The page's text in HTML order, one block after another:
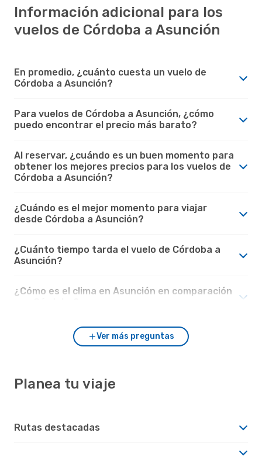
Información adicional para los
vuelos de Córdoba a Asunción
En promedio, ¿cuánto cuesta un vuelo de
Córdoba a Asunción?
Para vuelos de Córdoba a Asunción, ¿cómo
puedo encontrar el precio más barato?
Al reservar, ¿cuándo es un buen momento para
obtener los mejores precios para los vuelos de
Córdoba a Asunción?
¿Cuándo es el mejor momento para viajar
desde Córdoba a Asunción?
¿Cuánto tiempo tarda el vuelo de Córdoba a
Asunción?
¿Cómo es el clima en Asunción en comparación
Ver más preguntas
Planea tu viaje
Rutas destacadas